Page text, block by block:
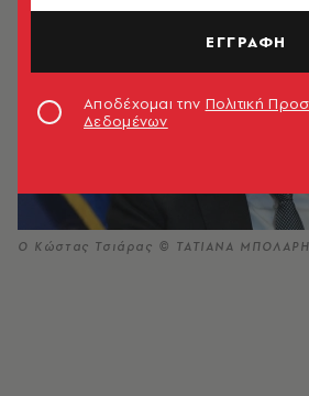
Ο Κώστας Τσιάρας © ΤΑΤΙΑΝΑ ΜΠΟΛΑΡΗ/
ΕΓΓΡΑΦΗ
Αποδέχομαι την Πολιτική
Δεδομένων